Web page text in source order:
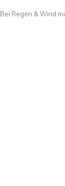
Bei Regen & Wind